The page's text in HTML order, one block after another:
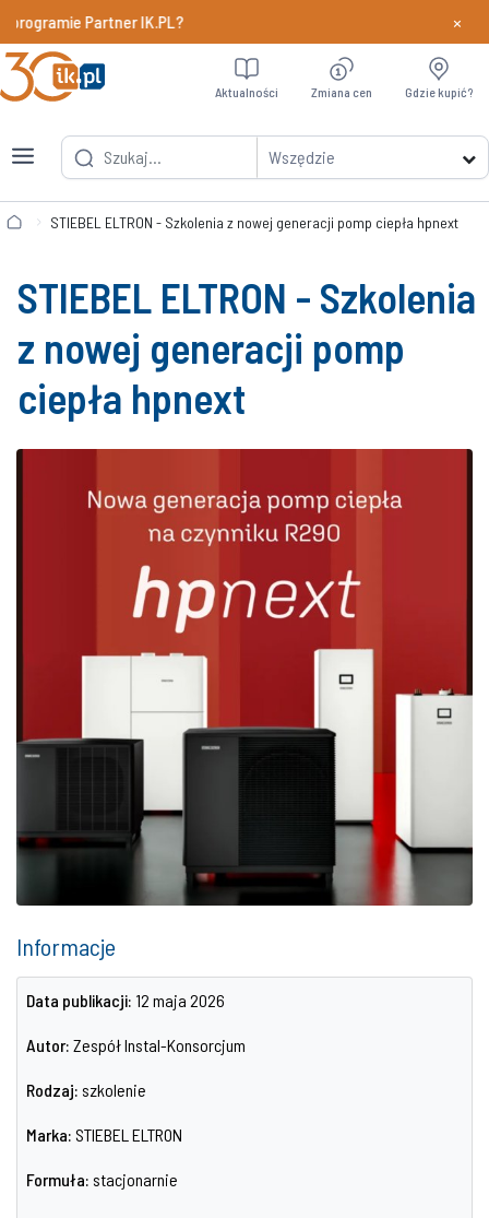
Partner IK.PL? Dowiedz
×
Wszędzie
Aktualności Zmiana cen Gdzie kupić?
STIEBEL ELTRON - Szkolenia z nowej generacji pomp ciepła hpnext
STIEBEL ELTRON - Szkolenia
z nowej generacji pomp
ciepła hpnext
Informacje
Data publikacji: 12 maja 2026
Autor: Zespół Instal-Konsorcjum
Rodzaj: szkolenie
Marka: STIEBEL ELTRON
Formuła: stacjonarnie